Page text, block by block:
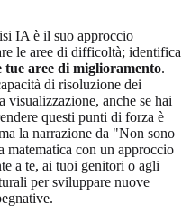
IA è il suo approccio
le aree di difficoltà; identifica
aree di miglioramento.
di risoluzione dei
anche se hai
questi punti di forza è
la narrazione da "Non sono
con un approccio
a te, ai tuoi genitori o agli
per sviluppare nuove